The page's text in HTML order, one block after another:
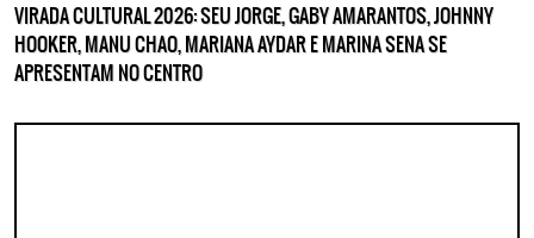
VIRADA CULTURAL 2026: SEU JORGE, GABY AMARANTOS, JOHNNY
HOOKER, MANU CHAO, MARIANA AYDAR E MARINA SENA SE
APRESENTAM NO CENTRO
labore quia nobis nihil tempora praesentium distinctio, id, quibusdam est.